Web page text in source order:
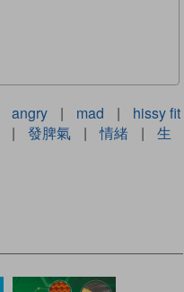
angry | mad |
hissy fit
| 發脾氣 | 情緒 |
生